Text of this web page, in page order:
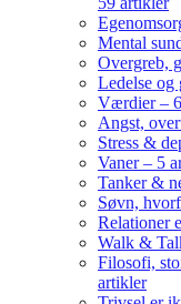
Mental
Overgreb,
Ledelse og
Værdier –
Angst,
Stress &
Vaner – 5
Tanker &
Søvn,
Relationer
Walk &
Filosofi,
artikler